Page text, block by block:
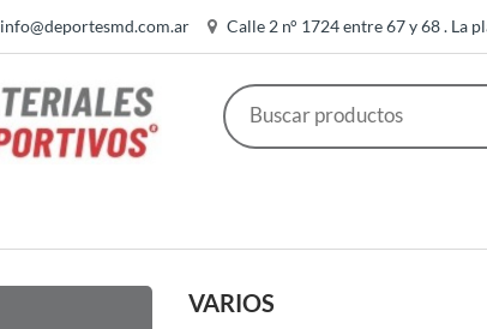
info@deportesmd.com.ar Calle 2 n° 1724 entre 67 y 68 . La
VARIOS